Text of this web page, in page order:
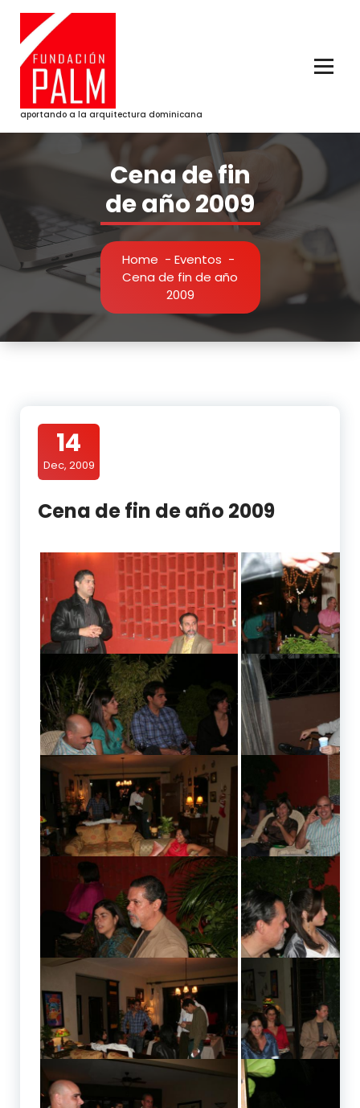
content
aportando a la arquitectura dominicana
Cena de fin
de año 2009
Home - Eventos -
Cena de fin de año
2009
14
Dec, 2009
Cena de fin de año 2009